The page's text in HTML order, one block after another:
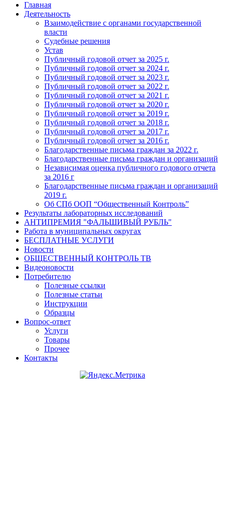
Главная
Деятельность
Взаимодействие с органами государственной
власти
Судебные решения
Устав
Публичный годовой отчет за 2025 г.
Публичный годовой отчет за 2024 г.
Публичный годовой отчет за 2023 г.
Публичный годовой отчет за 2022 г.
Публичный годовой отчет за 2021 г.
Публичный годовой отчет за 2020 г.
Публичный годовой отчет за 2019 г.
Публичный годовой отчет за 2018 г.
Публичный годовой отчет за 2017 г.
Публичный годовой отчет за 2016 г.
Благодарственные письма граждан за 2022 г.
Благодарственные письма граждан и организаций
Независимая оценка публичного годового отчета
за 2016 г
Благодарственные письма граждан и организаций
2019 г.
Об СПб ООП “Общественный Контроль”
Результаты лабораторных исследований
АНТИПРЕМИЯ "ФАЛЬШИВЫЙ РУБЛЬ"
Работа в муниципальных округах
БЕСПЛАТНЫЕ УСЛУГИ
Новости
ОБЩЕСТВЕННЫЙ КОНТРОЛЬ ТВ
Видеоновости
Потребителю
Полезные ссылки
Полезные статьи
Инструкции
Образцы
Вопрос-ответ
Услуги
Товары
Прочее
Контакты